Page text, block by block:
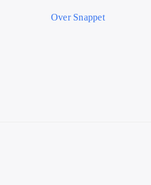
Over Snappet